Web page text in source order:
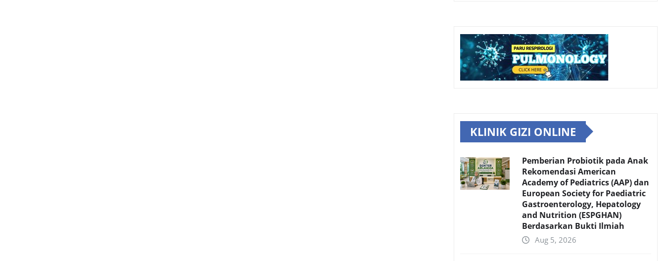
KLINIK GIZI ONLINE
Pemberian Probiotik pada Anak
Rekomendasi American
Academy of Pediatrics (AAP) dan
European Society for Paediatric
Gastroenterology, Hepatology
and Nutrition (ESPGHAN)
Berdasarkan Bukti Ilmiah
Aug 5, 2026